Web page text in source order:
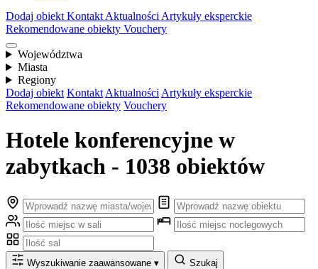
Dodaj obiekt Kontakt Aktualności Artykuły eksperckie
Rekomendowane obiekty Vouchery
Województwa
Miasta
Regiony
Dodaj obiekt Kontakt Aktualności Artykuły eksperckie
Rekomendowane obiekty Vouchery
Hotele konferencyjne w
zabytkach - 1038 obiektów
Wyszukiwanie zaawansowane ▾ Szukaj